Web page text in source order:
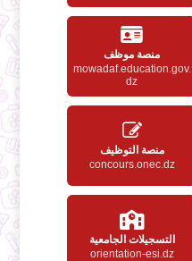
منصة موظف
mowadaf.education.gov.
dz
منصة التوظيف
concours.onec.dz
التسجيلات الجامعية
orientation-esi.dz